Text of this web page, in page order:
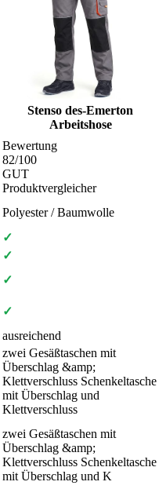
Stenso des-Emerton
Arbeitshose
Bewertung
82/100
GUT
Produktvergleicher
Polyester / Baumwolle
✓
✓
✓
✓
ausreichend
zwei Gesäßtaschen mit
Überschlag &amp;
Klettverschluss Schenkeltasche
mit Überschlag und
Klettverschluss
zwei Gesäßtaschen mit
Überschlag &amp;
Klettverschluss Schenkeltasche
mit Überschlag und K